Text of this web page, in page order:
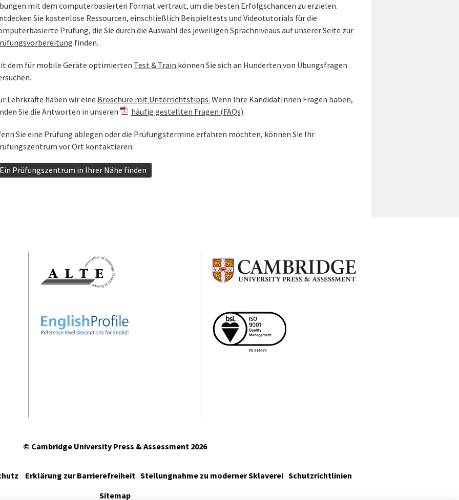
mit dem computerbasierten Format vertraut, um die besten Erfolgschancen zu erzielen.
Sie kostenlose Ressourcen, einschließlich Beispieltests und Videotutorials für die
Prüfung, die Sie durch die Auswahl des jeweiligen Sprachniveaus auf unsererSeite zur
finden.
dem für mobile Geräte optimierten Test & Train können Sie sich an Hunderten von Übungsfragen
Lehrkräfte haben wir eine Broschüre mit Unterrichtstipps. Wenn Ihre KandidatInnen Fragen haben,
Sie die Antworten in unseren
häufig gestellten Fragen (FAQs).
Sie eine Prüfung ablegen oder die Prüfungstermine erfahren möchten, können Sie Ihr
vor Ort kontaktieren.
Ein Prüfungszentrum in Ihrer Nähe finden
© Cambridge University Press & Assessment 2026
Erklärung zur Barrierefreiheit Stellungnahme zu moderner Sklaverei Schutzrichtlinien
Sitemap